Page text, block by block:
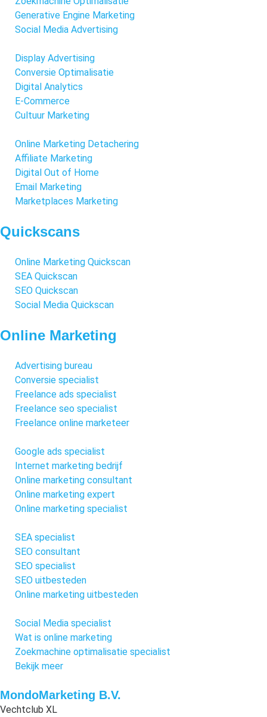
Generative Engine Marketing
Social Media Advertising
Display Advertising
Conversie Optimalisatie
Digital Analytics
E-Commerce
Cultuur Marketing
Online Marketing Detachering
Affiliate Marketing
Digital Out of Home
Email Marketing
Marketplaces Marketing
Quickscans
Online Marketing Quickscan
SEA Quickscan
SEO Quickscan
Social Media Quickscan
Online Marketing
Advertising bureau
Conversie specialist
Freelance ads specialist
Freelance seo specialist
Freelance online marketeer
Google ads specialist
Internet marketing bedrijf
Online marketing consultant
Online marketing expert
Online marketing specialist
SEA specialist
SEO consultant
SEO specialist
SEO uitbesteden
Online marketing uitbesteden
Social Media specialist
Wat is online marketing
Zoekmachine optimalisatie specialist
Bekijk meer
MondoMarketing B.V.
Vechtclub XL